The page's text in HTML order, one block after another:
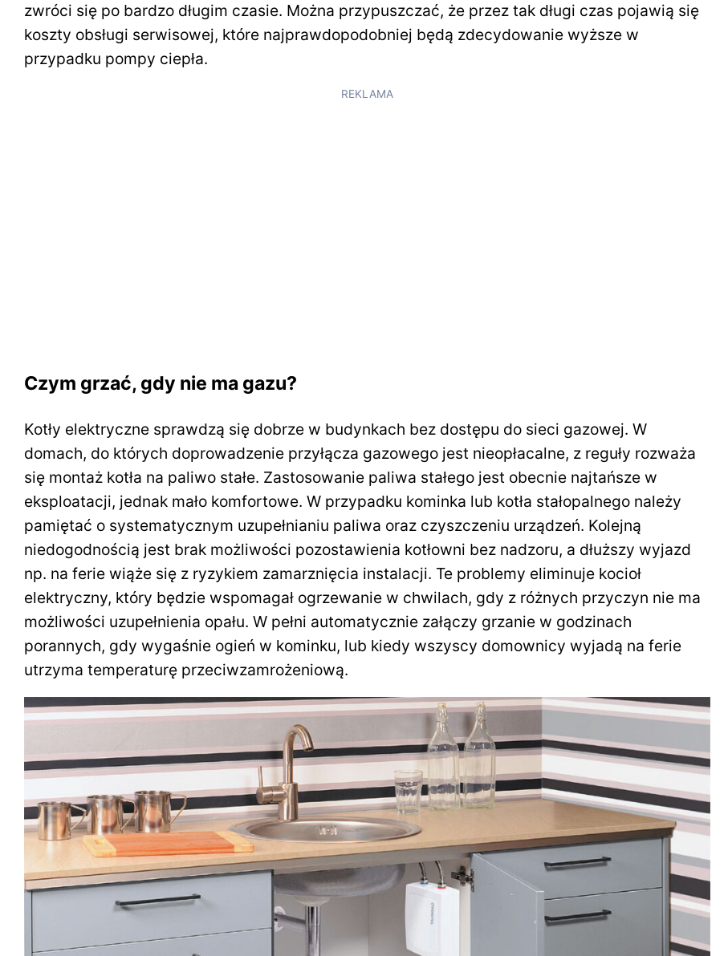
zwróci się po bardzo długim czasie. Można przypuszczać, że przez tak długi czas pojawią się
koszty obsługi serwisowej, które najprawdopodobniej będą zdecydowanie wyższe w
przypadku pompy ciepła.
REKLAMA
Czym grzać, gdy nie ma gazu?
Kotły elektryczne sprawdzą się dobrze w budynkach bez dostępu do sieci gazowej. W
domach, do których doprowadzenie przyłącza gazowego jest nieopłacalne, z reguły rozważa
się montaż kotła na paliwo stałe. Zastosowanie paliwa stałego jest obecnie najtańsze w
eksploatacji, jednak mało komfortowe. W przypadku kominka lub kotła stałopalnego należy
pamiętać o systematycznym uzupełnianiu paliwa oraz czyszczeniu urządzeń. Kolejną
niedogodnością jest brak możliwości pozostawienia kotłowni bez nadzoru, a dłuższy wyjazd
np. na ferie wiąże się z ryzykiem zamarznięcia instalacji. Te problemy eliminuje kocioł
elektryczny, który będzie wspomagał ogrzewanie w chwilach, gdy z różnych przyczyn nie ma
możliwości uzupełnienia opału. W pełni automatycznie załączy grzanie w godzinach
porannych, gdy wygaśnie ogień w kominku, lub kiedy wszyscy domownicy wyjadą na ferie
utrzyma temperaturę przeciwzamrożeniową.